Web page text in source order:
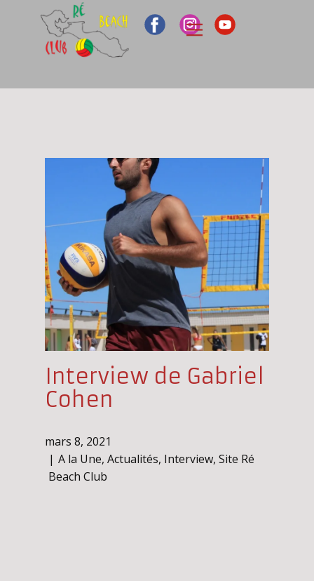
Interview de Gabriel
Cohen
mars 8, 2021
A la Une, Actualités, Interview, Site Ré
Beach Club